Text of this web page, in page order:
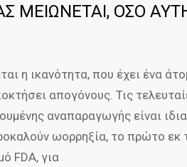
ΜΕΙΩΝΕΤΑΙ, ΟΣΟ
η ικανότητα, που έχει ένα
απογόνους. Τις
αναπαραγωγής είναι
ωορρηξία, το πρώτο εκ
FDA, για